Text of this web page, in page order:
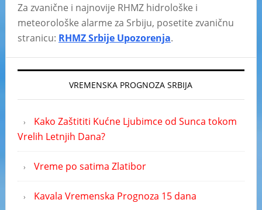
Za zvanične i najnovije RHMZ hidrološke i
meteorološke alarme za Srbiju, posetite zvaničnu
stranicu: RHMZ Srbije Upozorenja.
VREMENSKA PROGNOZA SRBIJA
Kako Zaštititi Kućne Ljubimce od Sunca tokom
Vrelih Letnjih Dana?
Vreme po satima Zlatibor
Kavala Vremenska Prognoza 15 dana